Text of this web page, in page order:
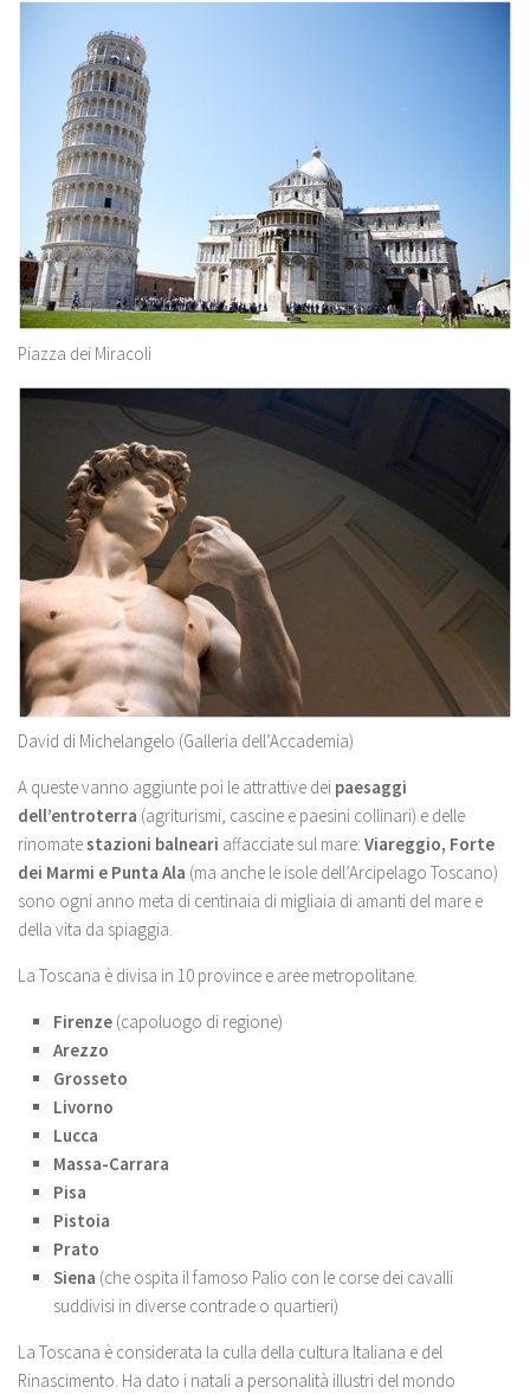
Piazza dei Miracoli
David di Michelangelo (Galleria dell’Accademia)
A queste vanno aggiunte poi le attrattive dei paesaggi
dell’entroterra (agriturismi, cascine e paesini collinari) e delle
rinomatestazioni balneari affacciate sul mare: Viareggio, Forte
dei Marmi e Punta Ala (ma anche le isole dell’Arcipelago Toscano)
sono ogni anno meta di centinaia di migliaia di amanti del mare e
della vita da spiaggia.
La Toscana è divisa in 10 province e aree metropolitane.
Firenze (capoluogo di regione)
Arezzo
Grosseto
Livorno
Lucca
Massa-Carrara
Pisa
Pistoia
Prato
Siena (che ospita il famoso Palio con le corse dei cavalli
suddivisi in diverse contrade o quartieri)
La Toscana è considerata la culla della cultura Italiana e del
Rinascimento. Ha dato i natali a personalità illustri del mondo